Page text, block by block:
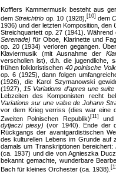
Kofflers Kammermusik besteht aus
demStreichtrio op. 10 (1928), [10] dem
1936) und der letzten Komposition, den
Streichquartett op. 27 (1941).
Serenade)für Oboe, Klarinette und
op. 20 (1934) verloren gegangen.
Klaviermusik (mit Ausnahme der
verschollen ist), d.h. die jugendliche,
frühen folkloristischen 40 polnische
op. 6 (1925), dann folgen
(1926), die Karol Szymanowski
(1927), 15 Variations d’apres une
Lebzeiten des Komponisten recht
Variations sur une valse de Johann
vor dem Krieg verriss (dies war eine
Zweiten Polnischen Republik) [11] und
dytjaczi piesy) (vor 1940). Ende der
Rückgangs der avantgardistischen
des kulturellen Lebens im Grunde auf
damals um Transkriptionen bereichert:
(ca. 1937) und die von Agnieszka
bekannt gemachte, wunderbare
Bach für kleines Orchester (ca. 1938).